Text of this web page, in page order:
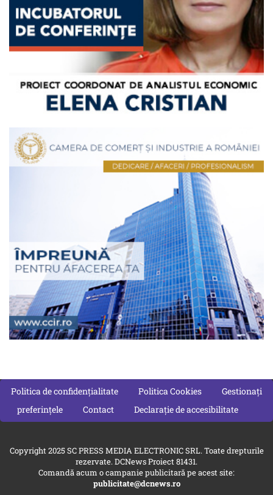
Politica de confidențialitate Politica Cookies
Gestionați
preferințele
Contact Declarație de accesibilitate
Copyright 2025 SC PRESS MEDIA ELECTRONIC SRL. Toate drepturile
rezervate. DCNews Proiect 81431.
Comandă acum o campanie publicitară pe acest site:
publicitate@dcnews.ro